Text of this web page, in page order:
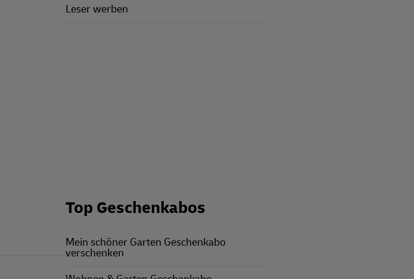
Leser werben
Top Geschenkabos
Mein schöner Garten Geschenkabo
verschenken